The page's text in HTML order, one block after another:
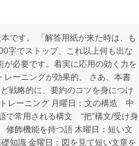
です。 「解答用紙が来た時は、も
字でストップ、これ以上何も出な
必要です。着実に応用の効く力を
ーニングが効果的。 さあ、本書
戦略的に、要約のコツを身につけ
レーニング 月曜日：文の構造 中
で常用される構文 “把”構文/受け身
飾機能を持つ語 木曜日：短い文
知識 金曜日：図を見て短い文章を